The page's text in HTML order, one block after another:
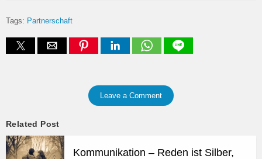
Tags: Partnerschaft
Leave a Comment
Related Post
Kommunikation – Reden ist Silber,